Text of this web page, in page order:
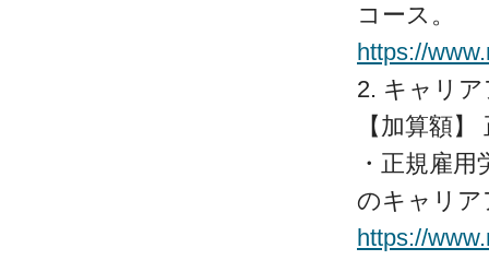
コース。
https://
2. キャリ
【加算額
・正規雇
のキャリア
https://